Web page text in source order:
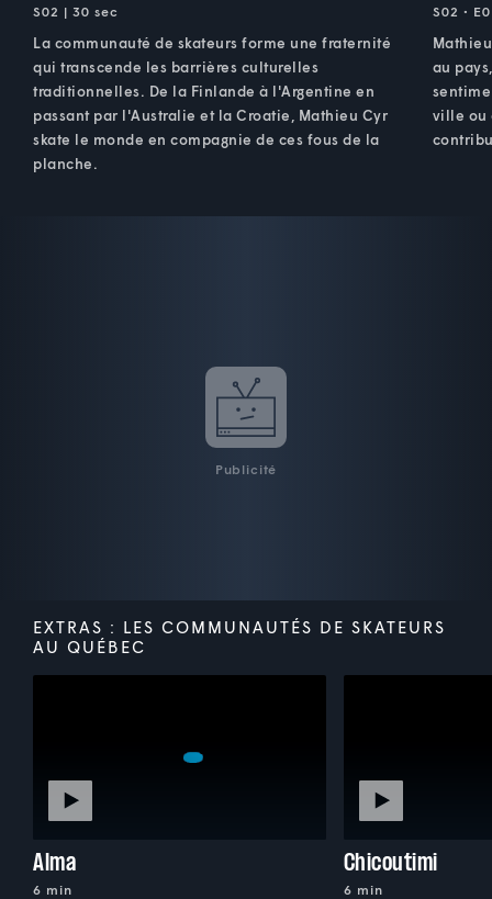
S02 | 30 sec
La communauté de skateurs forme une fraternité
qui transcende les barrières culturelles
traditionnelles. De la Finlande à l'Argentine en
passant par l'Australie et la Croatie, Mathieu Cyr
skate le monde en compagnie de ces fous de la
planche.
S02 •
au
ville ou
Publicité
EXTRAS : LES COMMUNAUTÉS DE SKATEURS
AU QUÉBEC
Alma
6 min
Chicoutimi
6 min